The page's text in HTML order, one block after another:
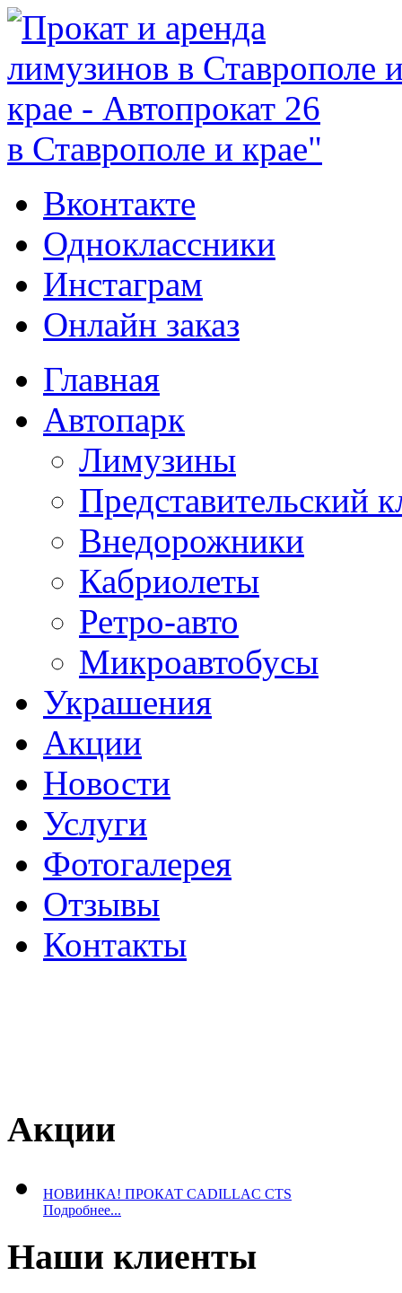
в Ставрополе и крае"
Вконтакте
Одноклассники
Инстаграм
Онлайн заказ
Главная
Автопарк
Лимузины
Представительский
Внедорожники
Кабриолеты
Ретро-авто
Микроавтобусы
Украшения
Акции
Новости
Услуги
Фотогалерея
Отзывы
­Контакты
Акции
НОВИНКА! ПРОКАТ CADILLAC CTS
Подробнее...
Наши клиенты